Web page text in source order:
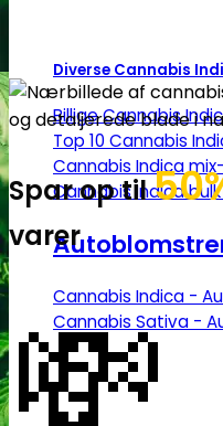
Diverse Cannabis
Billige Cannabis
Top 10 Cannabis
Cannabis Indica
Cannabis Indica
Cannabis Indica -
Cannabis Sativa -
Spar op til
varer